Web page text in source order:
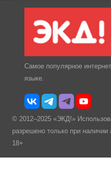
Самое популярное
языке.
© 2012–2025 «ЭКД!»
разрешено только при наличии
18+